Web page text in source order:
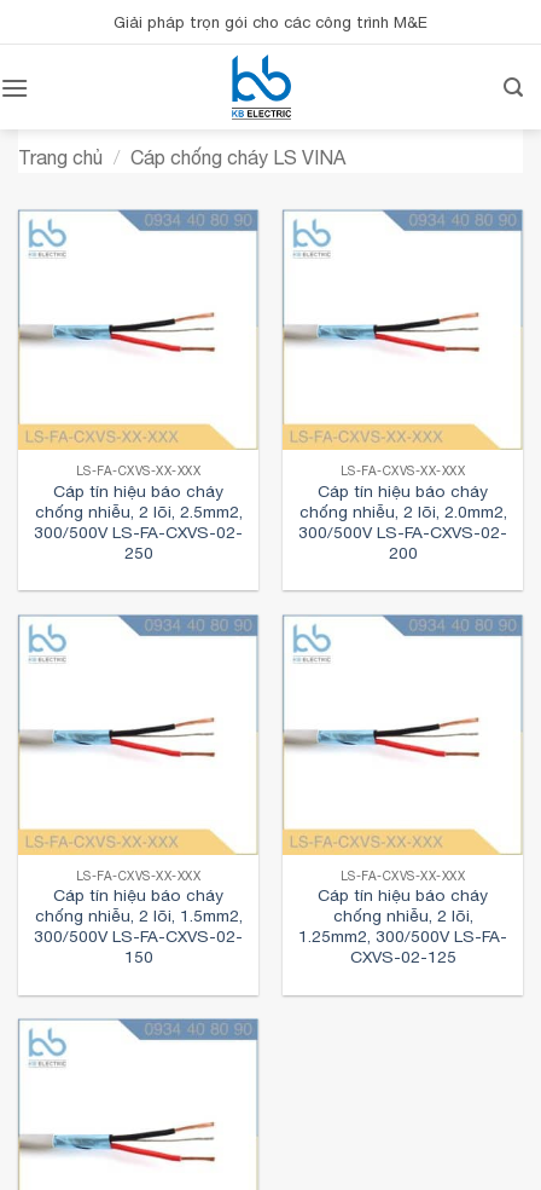
qua
dung
Giải pháp trọn gói cho các công trình M&E
Trang chủ / Cáp chống cháy LS VINA
LS-FA-CXVS-XX-XXX
Cáp tín hiệu báo cháy
chống nhiễu, 2 lõi, 2.5mm2,
300/500V LS-FA-CXVS-02-
250
LS-FA-CXVS-XX-XXX
Cáp tín hiệu báo cháy
chống nhiễu, 2 lõi, 2.0mm2,
300/500V LS-FA-CXVS-02-
200
LS-FA-CXVS-XX-XXX
Cáp tín hiệu báo cháy
chống nhiễu, 2 lõi, 1.5mm2,
300/500V LS-FA-CXVS-02-
150
LS-FA-CXVS-XX-XXX
Cáp tín hiệu báo cháy
chống nhiễu, 2 lõi,
1.25mm2, 300/500V LS-FA-
CXVS-02-125